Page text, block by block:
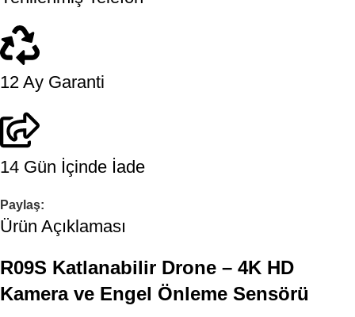
12 Ay Garanti
14 Gün İçinde İade
Paylaş:
Ürün Açıklaması
R09S Katlanabilir Drone – 4K HD
Kamera ve Engel Önleme Sensörü